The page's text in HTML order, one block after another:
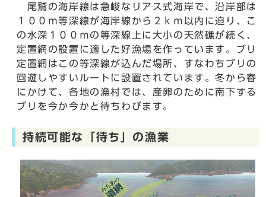
尾鷲の海岸線は急峻なリアス式海岸で、沿岸部は
１００ｍ等深線が海岸線から２ｋｍ以内に迫り、こ
の水深１００ｍの等深線上に大小の天然礁が続く、
定置網の設置に適した好漁場を作っています。ブリ
定置網はこの等深線が込んだ場所、すなわちブリの
回遊しやすいルートに設置されています。冬から春
にかけて、各地の漁村では、産卵のために南下する
ブリを今か今かと待ちわびます。
持続可能な「待ち」の漁業